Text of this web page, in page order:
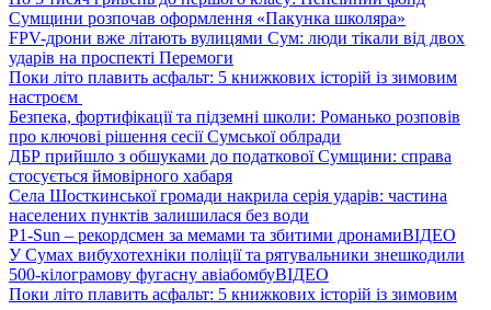
Сумщини розпочав оформлення «Пакунка школяра»
FPV-дрони вже літають вулицями Сум: люди тікали від двох
ударів на проспекті Перемоги
Поки літо плавить асфальт: 5 книжкових історій із зимовим
настроєм
Безпека, фортифікації та підземні школи: Романько розповів
про ключові рішення сесії Сумської облради
ДБР прийшло з обшуками до податкової Сумщини: справа
стосується ймовірного хабаря
Села Шосткинської громади накрила серія ударів: частина
населених пунктів залишилася без води
P1-Sun – рекордсмен за мемами та збитими дронамиВІДЕО
У Сумах вибухотехніки поліції та рятувальники знешкодили
500-кілограмову фугасну авіабомбуВІДЕО
Поки літо плавить асфальт: 5 книжкових історій із зимовим